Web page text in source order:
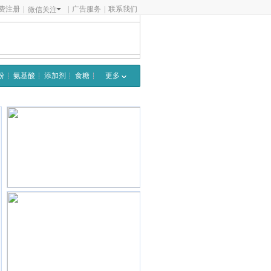
注册 微信关注 广告服务 联系我们
氨基酸 添加剂 食糖 更多